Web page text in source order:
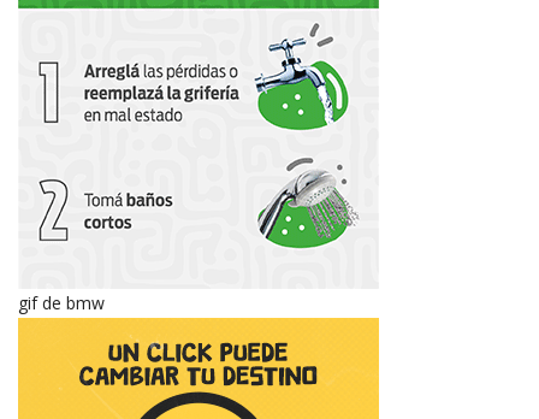
gif de bmw